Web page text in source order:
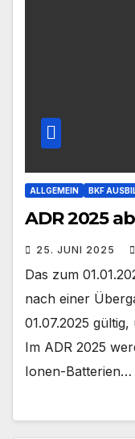
ALLGEMEIN BKF
ADR 2025
25. JUNI 2025
Das zum
nach einer
01.07.2025
Im ADR 2025
Ionen-Batterien…